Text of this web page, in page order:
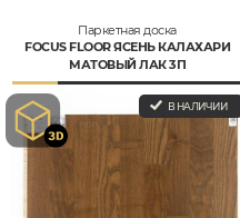
Паркетная доска
FOCUS FLOOR ЯСЕНЬ КАЛАХАРИ
МАТОВЫЙ ЛАК 3П
В НАЛИЧИИ